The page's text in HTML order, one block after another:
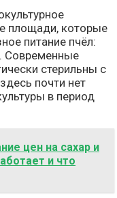
площади, которые
питание пчёл:
Современные
стерильны с
почти нет
в период
цен на сахар и
и что